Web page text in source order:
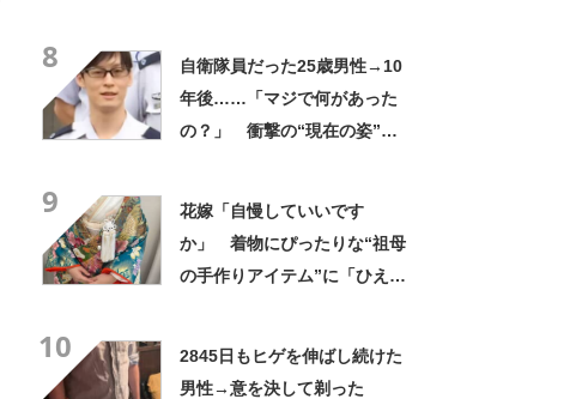
8
自衛隊員だった25歳男性→10
年後……「マジで何があった
の？」 衝撃の“現在の姿”が
9
花嫁「自慢していいです
か」 着物にぴったりな“祖母
の手作りアイテム”に「ひえ
10
2845日もヒゲを伸ばし続けた
男性→意を決して剃った